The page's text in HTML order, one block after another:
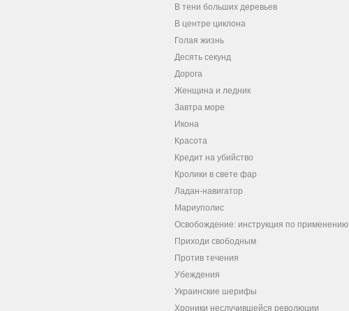
В тени больших деревьев
В центре циклона
Голая жизнь
Десять секунд
Дорога
Женщина и ледник
Завтра море
Икона
Красота
Кредит на убийство
Кролики в свете фар
Ладан-навигатор
Мариуполис
Освобождение: инструкция по применению
Приходи свободным
Против течения
Убеждения
Украинские шерифы
Хроники неслучившейся революции